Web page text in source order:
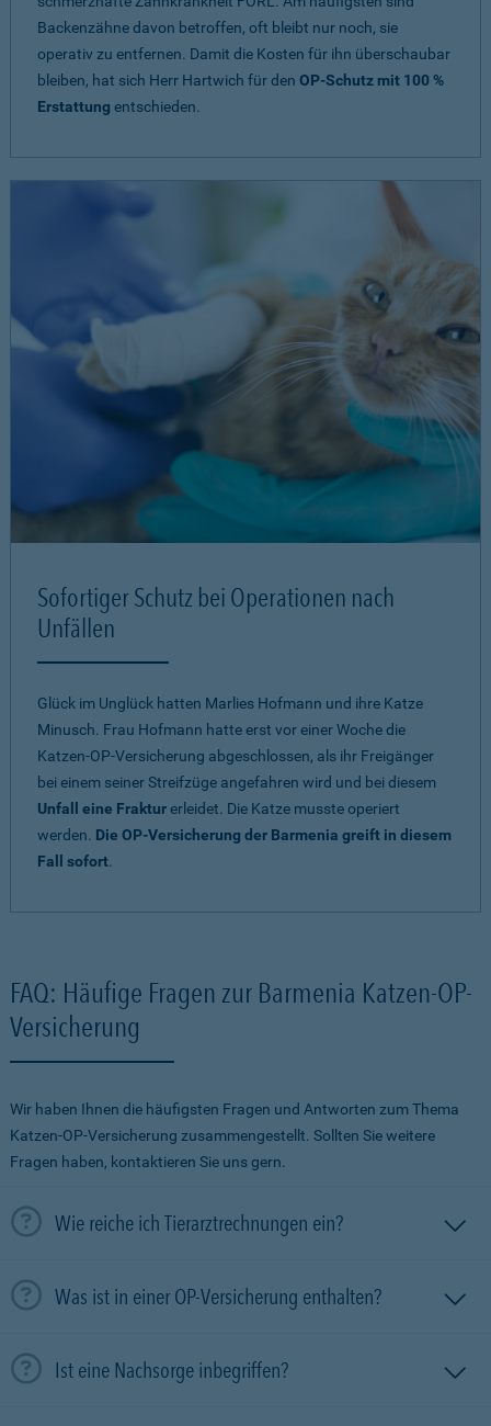
Backenzähne davon betroffen, oft bleibt nur noch, sie
operativ zu entfernen. Damit die Kosten für ihn überschaubar
bleiben, hat sich Herr Hartwich für den OP-Schutz mit 100 %
Erstattung entschieden.
Sofortiger Schutz bei Operationen nach
Unfällen
Glück im Unglück hatten Marlies Hofmann und ihre Katze
Minusch. Frau Hofmann hatte erst vor einer Woche die
Katzen-OP-Versicherung abgeschlossen, als ihr Freigänger
bei einem seiner Streifzüge angefahren wird und bei diesem
Unfall eine Frakturerleidet. Die Katze musste operiert
werden. Die OP-Versicherung der Barmenia greift in diesem
Fall sofort.
FAQ: Häufige Fragen zur Barmenia Katzen-OP-
Versicherung
Wir haben Ihnen die häufigsten Fragen und Antworten zum Thema
Katzen-OP-Versicherung zusammengestellt. Sollten Sie weitere
Fragen haben, kontaktieren Sie uns gern.
Wie reiche ich Tierarztrechnungen ein?
Was ist in einer OP-Versicherung enthalten?
Ist eine Nachsorge inbegriffen?